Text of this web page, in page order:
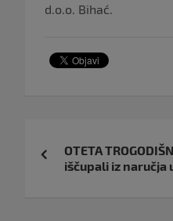
d.o.o. Bihać.
objava
OTETA
iščupali iz naručja